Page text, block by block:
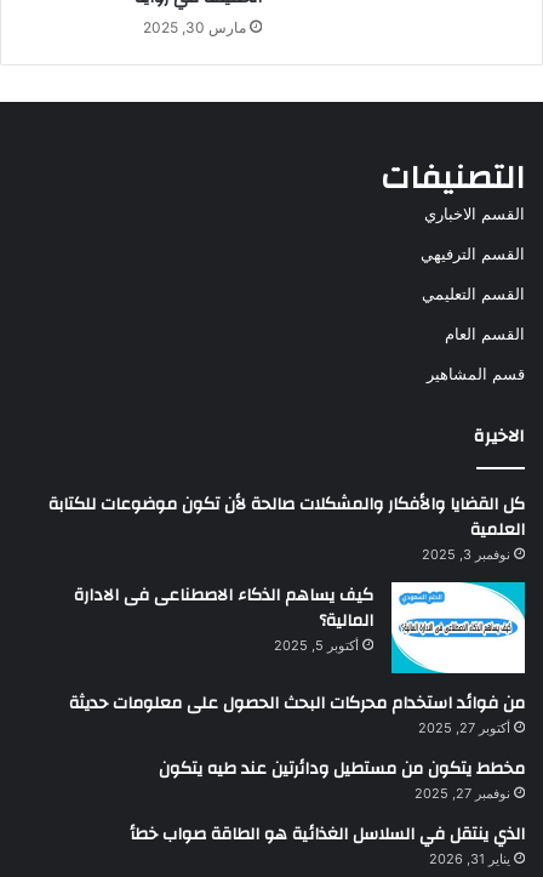
مارس 30, 2025
التصنيفات
القسم الاخباري
القسم الترفيهي
القسم التعليمي
القسم العام
قسم المشاهير
الاخيرة
كل القضايا والأفكار والمشكلات صالحة لأن تكون موضوعات للكتابة
العلمية
نوفمبر 3, 2025
كيف يساهم الذكاء الاصطناعى فى الادارة
المالية؟
أكتوبر 5, 2025
من فوائد استخدام محركات البحث الحصول على معلومات حديثة
أكتوبر 27, 2025
مخطط يتكون من مستطيل ودائرتين عند طيه يتكون
نوفمبر 27, 2025
الذي ينتقل في السلاسل الغذائية هو الطاقة صواب خطأ
يناير 31, 2026